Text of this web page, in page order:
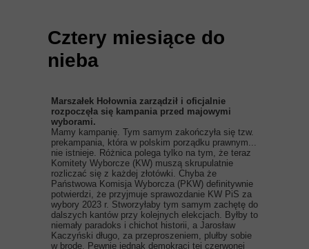
Cztery miesiące do
nieba
Marszałek Hołownia zarządził i oficjalnie
rozpoczęła się kampania przed majowymi
wyborami.
Mamy kampanię. Tym samym zakończyła się tzw.
prekampania, która w polskim porządku prawnym...
nie istnieje. Różnica polega tylko na tym, że teraz
Komitety Wyborcze (KW) muszą skrupulatnie
rozliczać się z każdej złotówki. Chyba że
Państwowa Komisja Wyborcza (PKW) definitywnie
potwierdzi, że przyjmuje sprawozdanie KW PiS za
wybory 2023 r. Stworzyłaby tym samym zachętę do
dalszych kantów przy kolejnych elekcjach. Byłby to
niemały paradoks i chichot historii, a Jarosław
Kaczyński długo, za przeproszeniem, plułby sobie
w brodę. Pewnie jednak demokraci tej czerwonej